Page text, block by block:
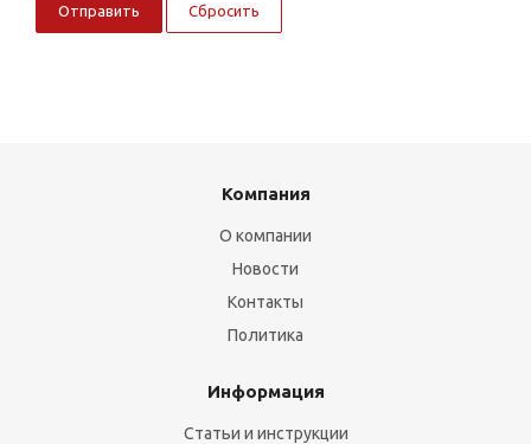
Сбросить
Компания
О компании
Новости
Контакты
Политика
Информация
Статьи и инструкции